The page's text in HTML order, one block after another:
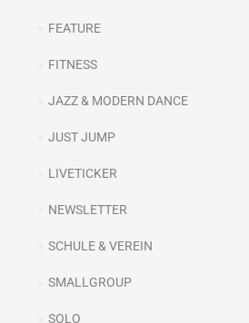
FEATURE
FITNESS
JAZZ & MODERN DANCE
JUST JUMP
LIVETICKER
NEWSLETTER
SCHULE & VEREIN
SMALLGROUP
SOLO